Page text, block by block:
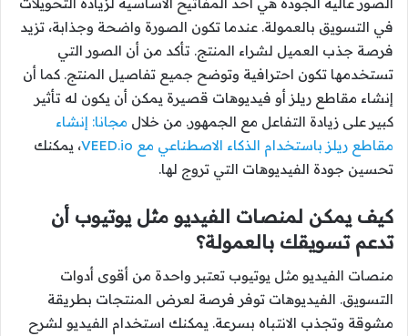
في التسويق بالعمولة. عندما تكون الصورة واضحة وجذابة، تزيد
فرصة جذب العميل لشراء المنتج. تأكد من أن الصور التي
تستخدمها تكون احترافية وتوضح جميع تفاصيل المنتج. كما أن
إنشاء مقاطع ريلز أو فيديوهات قصيرة يمكن أن يكون له تأثير
كبير على زيادة التفاعل مع الجمهور. من خلال مجانا: إنشاء
مقاطع ريلز باستخدام الذكاء الاصطناعي مع VEED.io
، يمكنك
تحسين جودة الفيديوهات التي تروج لها.
كيف يمكن لمنصات الفيديو مثل يوتيوب أن
تدعم تسويقك بالعمولة؟
منصات الفيديو مثل يوتيوب تعتبر واحدة من أقوى أدوات
التسويق. الفيديوهات توفر فرصة لعرض المنتجات بطريقة
مشوقة وتجذب الانتباه بسرعة. يمكنك استخدام الفيديو لشرح